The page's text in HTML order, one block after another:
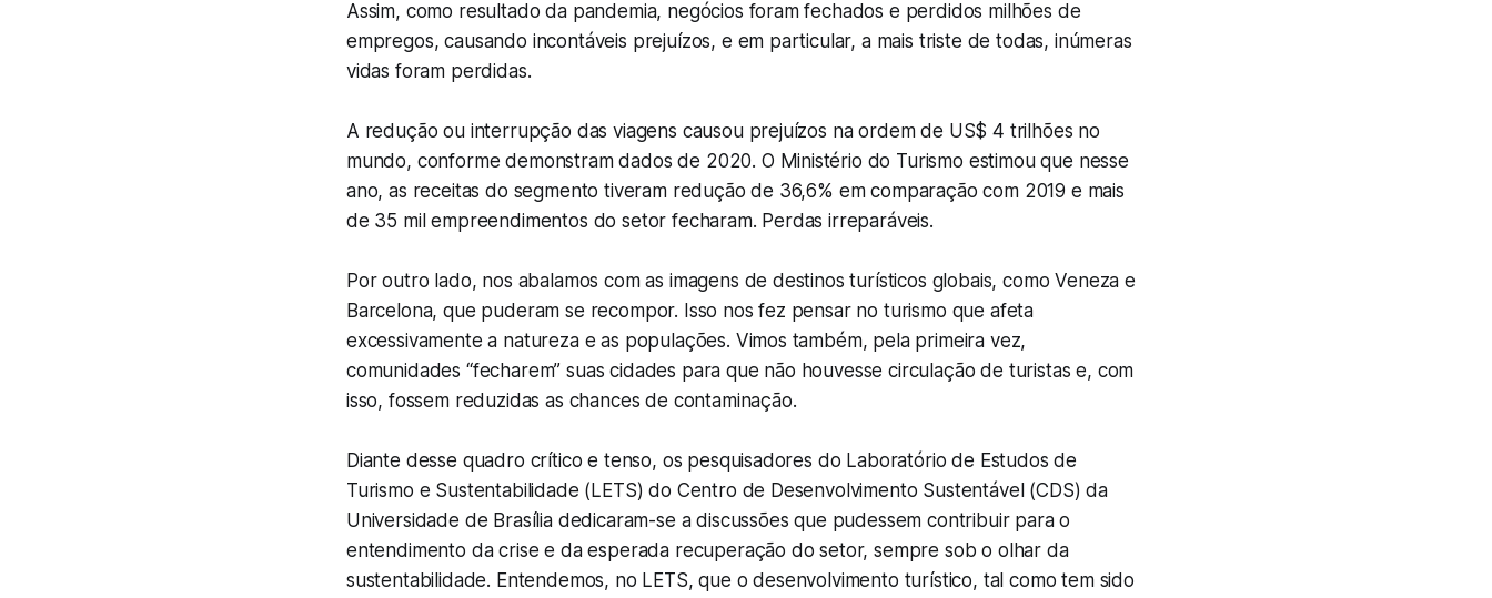
Assim, como resultado da pandemia, negócios foram fechados e perdidos milhões de
empregos, causando incontáveis prejuízos, e em particular, a mais triste de todas, inúmeras
vidas foram perdidas.
A redução ou interrupção das viagens causou prejuízos na ordem de US$ 4 trilhões no
mundo, conforme demonstram dados de 2020. O Ministério do Turismo estimou que nesse
ano, as receitas do segmento tiveram redução de 36,6% em comparação com 2019 e mais
de 35 mil empreendimentos do setor fecharam. Perdas irreparáveis.
Por outro lado, nos abalamos com as imagens de destinos turísticos globais, como Veneza e
Barcelona, que puderam se recompor. Isso nos fez pensar no turismo que afeta
excessivamente a natureza e as populações. Vimos também, pela primeira vez,
comunidades “fecharem” suas cidades para que não houvesse circulação de turistas e, com
isso, fossem reduzidas as chances de contaminação.
Diante desse quadro crítico e tenso, os pesquisadores do Laboratório de Estudos de
Turismo e Sustentabilidade (LETS) do Centro de Desenvolvimento Sustentável (CDS) da
Universidade de Brasília dedicaram-se a discussões que pudessem contribuir para o
entendimento da crise e da esperada recuperação do setor, sempre sob o olhar da
sustentabilidade. Entendemos, no LETS, que o desenvolvimento turístico, tal como tem sido